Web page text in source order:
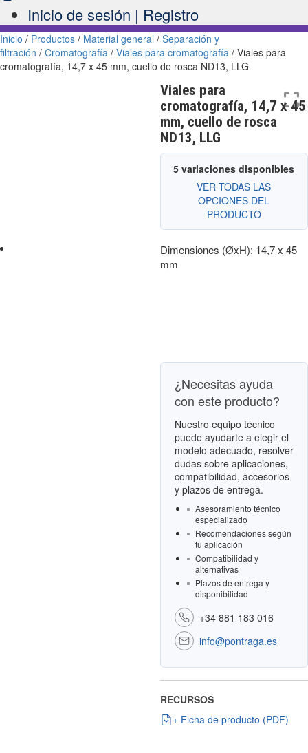
Inicio de sesión | Registro
Inicio / Productos / Material general / Separación y
filtración / Cromatografía / Viales para cromatografía / Viales para
cromatografía, 14,7 x 45 mm, cuello de rosca ND13, LLG
Viales para
cromatografía, 14,7 x 45
mm, cuello de rosca
ND13, LLG
5 variaciones disponibles
VER TODAS LAS
OPCIONES DEL
PRODUCTO
Dimensiones (ØxH): 14,7 x 45
mm
¿Necesitas ayuda
con este producto?
Nuestro equipo técnico
puede ayudarte a elegir el
modelo adecuado, resolver
dudas sobre aplicaciones,
compatibilidad, accesorios
y plazos de entrega.
Asesoramiento técnico
especializado
Recomendaciones según
tu aplicación
Compatibilidad y
alternativas
Plazos de entrega y
disponibilidad
+34 881 183 016
info@pontraga.es
RECURSOS
+ Ficha de producto (PDF)